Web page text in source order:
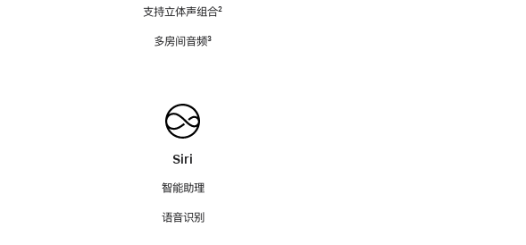
支持立体声组合脚
²
多房间音频脚
³
Siri
智能助理
语音识别